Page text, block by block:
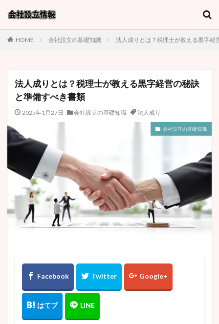
HOME 会社設立の基礎知識 法人成りとは？税理士が教える黒字経
法人成りとは？税理士が教える黒字経営の秘訣
と準備すべき書類
2025年1月27日 会社設立の基礎知識 法人成り
会社設立の基礎知識
タグ
プライベートカンパニー
マイクロ法人
一人
一人で会社設立
一般社団法人
不動産
丸投げ費用
事業目的の書き方
人材派遣会社
代表取締役等住所非表示措置
会社名
会社設立
会計士 個人事業主
千葉
収入無し
合同会社 在職中
埼玉
年収500万円
後悔
最低資本金 有限会社 東京
業務執行役員
法人
法人化 法人成り